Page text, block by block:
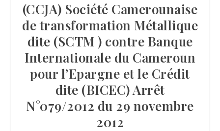
(CCJA) Société Camerounaise
de transformation Métallique
dite (SCTM ) contre Banque
Internationale du Cameroun
pour l’Epargne et le Crédit
dite (BICEC) Arrêt
N°079/2012 du 29 novembre
2012